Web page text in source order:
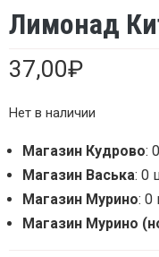
Лимонад
37,00₽
Нет в наличии
Магазин Кудрово:
Магазин Васька: 0
Магазин Мурино: 0
Магазин Мурино